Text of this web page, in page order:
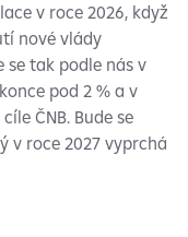
v roce 2026, když
nové vlády
se tak podle nás v
pod 2 % a v
ČNB. Bude se
v roce 2027 vyprchá